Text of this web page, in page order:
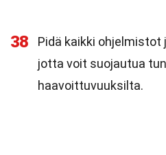
38
Pidä kaikki
jotta voit suojautua
haavoittuvuuksilta.